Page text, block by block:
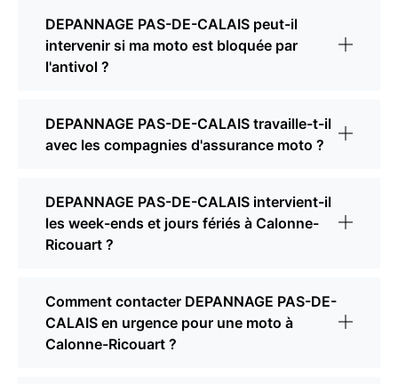
DEPANNAGE PAS-DE-CALAIS peut-il
intervenir si ma moto est bloquée par
l'antivol ?
DEPANNAGE PAS-DE-CALAIS travaille-t-il
avec les compagnies d'assurance moto ?
DEPANNAGE PAS-DE-CALAIS intervient-il
les week-ends et jours fériés à Calonne-
Ricouart ?
Comment contacter DEPANNAGE PAS-DE-
CALAIS en urgence pour une moto à
Calonne-Ricouart ?